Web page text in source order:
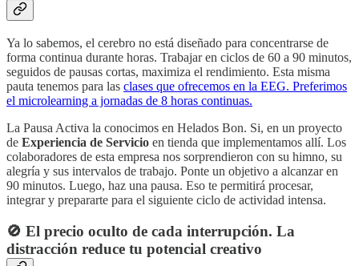
Ya lo sabemos, el cerebro no está diseñado para concentrarse de
forma continua durante horas. Trabajar en ciclos de 60 a 90 minutos,
seguidos de pausas cortas, maximiza el rendimiento. Esta misma
pauta tenemos para las clases que ofrecemos en la EEG. Preferimos
el microlearning a jornadas de 8 horas continuas.
La Pausa Activa la conocimos en Helados Bon. Si, en un proyecto
de Experiencia de Servicio en tienda que implementamos allí. Los
colaboradores de esta empresa nos sorprendieron con su himno, su
alegría y sus intervalos de trabajo. Ponte un objetivo a alcanzar en
90 minutos. Luego, haz una pausa. Eso te permitirá procesar,
integrar y prepararte para el siguiente ciclo de actividad intensa.
🚫 El precio oculto de cada interrupción. La
distracción reduce tu potencial creativo